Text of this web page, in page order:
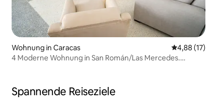
Wohnung in Caracas
4,88 (17)
4 Moderne Wohnung in San Román/Las Mercedes.
Spannende Reiseziele